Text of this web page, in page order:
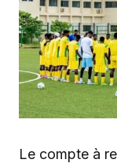
Le compte à